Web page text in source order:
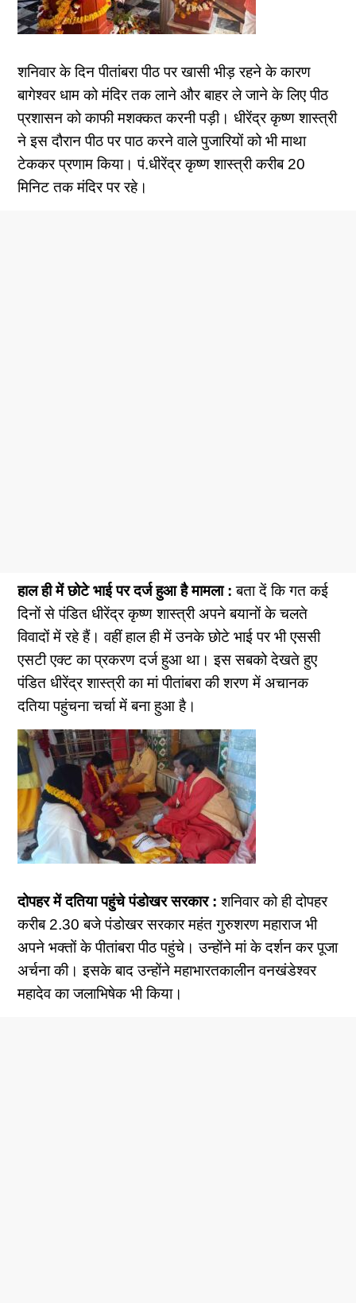
शनिवार के दिन पीतांबरा पीठ पर खासी भीड़ रहने के कारण
बागेश्वर धाम को मंदिर तक लाने और बाहर ले जाने के लिए पीठ
प्रशासन को काफी मशक्कत करनी पड़ी। धीरेंद्र कृष्ण शास्त्री
ने इस दौरान पीठ पर पाठ करने वाले पुजारियों को भी माथा
टेककर प्रणाम किया। पं.धीरेंद्र कृष्ण शास्त्री करीब 20
मिनिट तक मंदिर पर रहे।
हाल ही में छोटे भाई पर दर्ज हुआ है मामला : बता दें कि गत कई
दिनों से पंडित धीरेंद्र कृष्ण शास्त्री अपने बयानों के चलते
विवादों में रहे हैं। वहीं हाल ही में उनके छोटे भाई पर भी एससी
एसटी एक्ट का प्रकरण दर्ज हुआ था। इस सबको देखते हुए
पंडित धीरेंद्र शास्त्री का मां पीतांबरा की शरण में अचानक
दतिया पहुंचना चर्चा में बना हुआ है।
दोपहर में दतिया पहुंचे पंडोखर सरकार : शनिवार को ही दोपहर
करीब 2.30 बजे पंडोखर सरकार महंत गुरुशरण महाराज भी
अपने भक्तों के पीतांबरा पीठ पहुंचे। उन्होंने मां के दर्शन कर पूजा
अर्चना की। इसके बाद उन्होंने महाभारतकालीन वनखंडेश्वर
महादेव का जलाभिषेक भी किया।